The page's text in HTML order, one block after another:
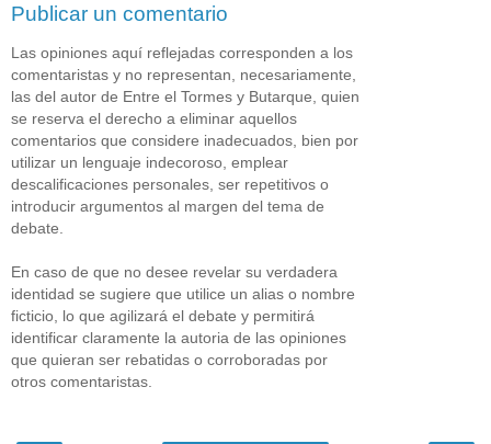
Publicar un comentario
Las opiniones aquí reflejadas corresponden a los
comentaristas y no representan, necesariamente,
las del autor de Entre el Tormes y Butarque, quien
se reserva el derecho a eliminar aquellos
comentarios que considere inadecuados, bien por
utilizar un lenguaje indecoroso, emplear
descalificaciones personales, ser repetitivos o
introducir argumentos al margen del tema de
debate.
En caso de que no desee revelar su verdadera
identidad se sugiere que utilice un alias o nombre
ficticio, lo que agilizará el debate y permitirá
identificar claramente la autoria de las opiniones
que quieran ser rebatidas o corroboradas por
otros comentaristas.